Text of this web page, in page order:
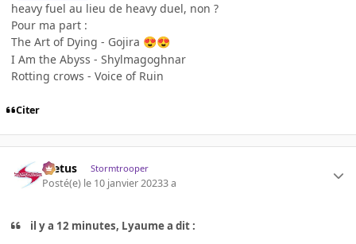
heavy fuel au lieu de heavy duel, non ?
Pour ma part :
The Art of Dying - Gojira 😍😍
I Am the Abyss - Shylmagoghnar
Rotting crows - Voice of Ruin
Citer
foetus Stormtrooper
Posté(e) le 10 janvier 20233 a
il y a 12 minutes, Lyaume a dit :